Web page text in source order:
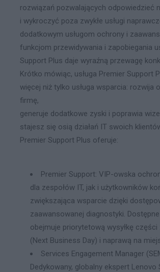
rozwiązań pozwalających odpowiedzieć
i wykroczyć poza zwykłe usługi
dodatkowym usługom ochrony i
funkcjom przewidywania i zapobiegania
Support Plus daje wyraźną przewagę
Krótko mówiąc, usługa Premier Support
więcej niż tylko usługa wsparcia: rozwija
firmę,
generuje dodatkowe zyski i poprawia
stajesz się osią działań IT swoich
Premier Support Plus oferuje:
Premier Support: VIP-owska
dla zespołów IT, jak i użytkowników
zwiększająca wsparcie dzięki
zaawansowanej diagnostyki.
obejmuje priorytetową wysyłkę części
(Next Business Day) i naprawą na
Services Engagement Manager
Dedykowany, globalny ekspert Lenovo